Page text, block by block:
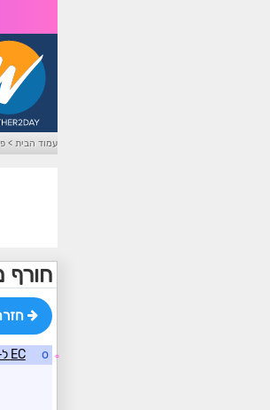
עמוד הבית >
חורף
☼
o EC ל-10 ימים. הדגש עובר אל ההרים כמקובל בחצי השני של החורף